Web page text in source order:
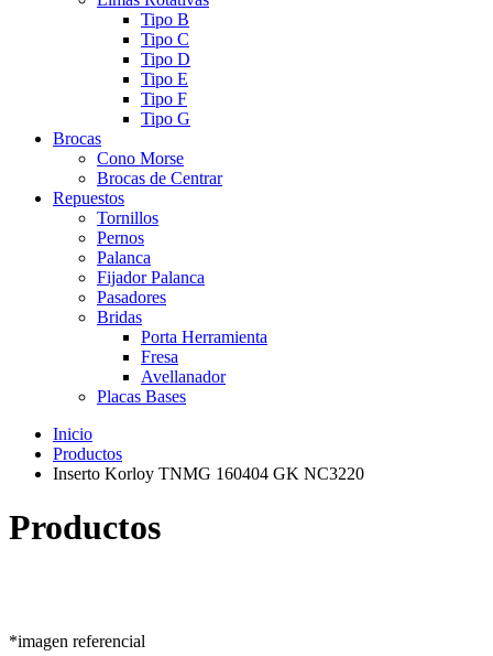
Tipo B
Tipo C
Tipo D
Tipo E
Tipo F
Tipo G
Brocas
Cono Morse
Brocas de Centrar
Repuestos
Tornillos
Pernos
Palanca
Fijador Palanca
Pasadores
Bridas
Porta Herramienta
Fresa
Avellanador
Placas Bases
Inicio
Productos
Inserto Korloy TNMG 160404 GK NC3220
Productos
*imagen referencial